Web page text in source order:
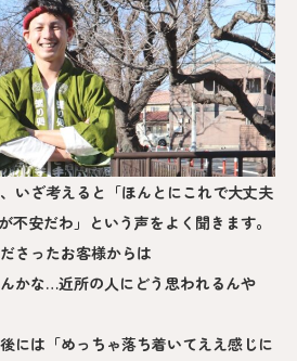
いざ考えると「ほんとにこれで大丈夫
安だわ」という声をよく聞きます。
さったお客様からは
んかな…近所の人にどう思われるんや
には「めっちゃ落ち着いてええ感じに